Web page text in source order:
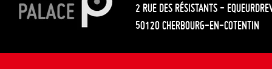
2 RUE DES RÉSISTANTS -
50120 CHERBOURG-EN-COTENTIN